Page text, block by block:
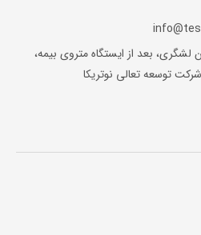
لشگری، بعد از ایستگاه متروی بیمه،